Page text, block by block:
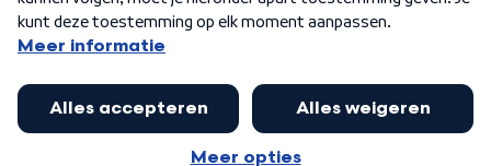
© VPRO2026
Privacy verklaring